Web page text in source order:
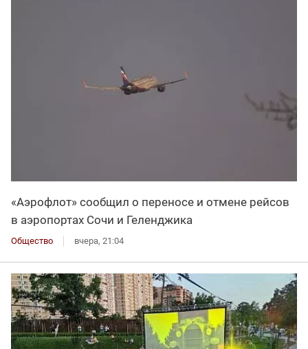
«Аэрофлот» сообщил о переносе и отмене рейсов
в аэропортах Сочи и Геленджика
Общество вчера, 21:04